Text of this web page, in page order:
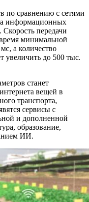
по сравнению с сетями
информационных
. Скорость передачи
минимальной
а количество
увеличить до 500 тыс.
станет
вещей в
транспорта,
сервисы с
и дополненной
образование,
ИИ.